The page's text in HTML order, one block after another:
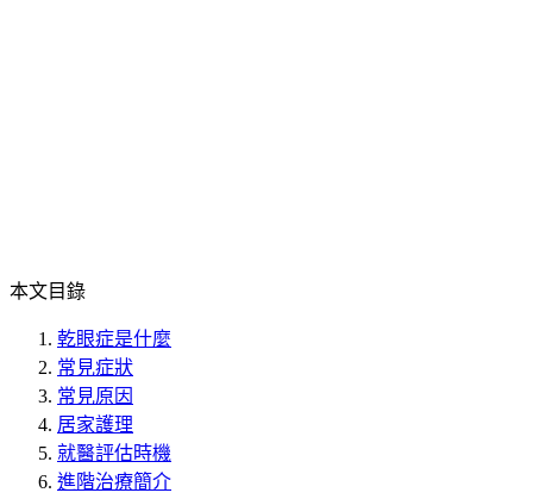
本文目錄
乾眼症是什麼
常見症狀
常見原因
居家護理
就醫評估時機
進階治療簡介